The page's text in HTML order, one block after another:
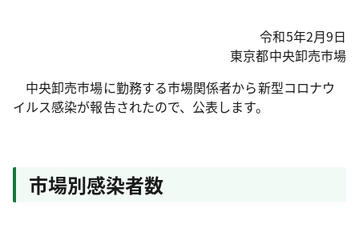
令和5年2月9日
東京都中央卸売市場
中央卸売市場に勤務する市場関係者から新型コロナウ
イルス感染が報告されたので、公表します。
市場別感染者数